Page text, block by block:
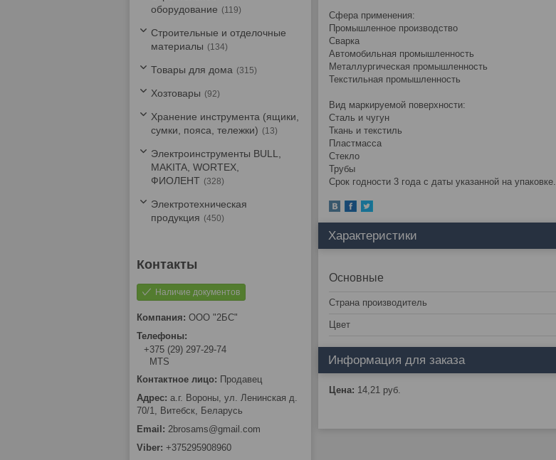
Сфера применения:
Промышленное производство
Сварка
Автомобильная промышленность
Металлургическая промышленность
Текстильная промышленность
Вид маркируемой поверхности:
Сталь и чугун
Ткань и текстиль
Пластмасса
Стекло
Трубы
Срок годности 3 года c даты указанной на упаковке.
Характеристики
Основные
Страна производитель
Цвет
Информация для заказа
Цена: 14,21 руб.
оборудование
119
Строительные и отделочные
материалы
134
Товары для дома 315
Хозтовары 92
Хранение инструмента (ящики,
сумки, пояса, тележки)
13
Электроинструменты BULL,
MAKITA, WORTEX,
ФИОЛЕНТ
328
Электротехническая
продукция
450
Наличие документов
ООО "2БС"
+375 (29) 297-29-74
MTS
Продавец
а.г. Вороны, ул. Ленинская д.
70/1, Витебск, Беларусь
2brosams@gmail.com
+375295908960